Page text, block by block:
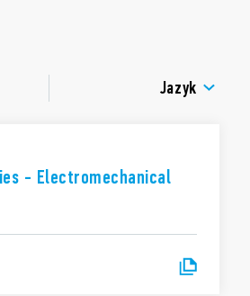
Jazyk
- Electromechanical